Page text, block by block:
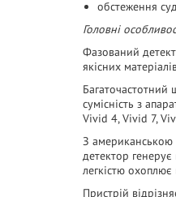
обстеження
Головні
Фазований
якісних
Багаточастотний
сумісність з
Vivid 4, Vivid 7,
З американською
детектор
легкістю
Пристрій